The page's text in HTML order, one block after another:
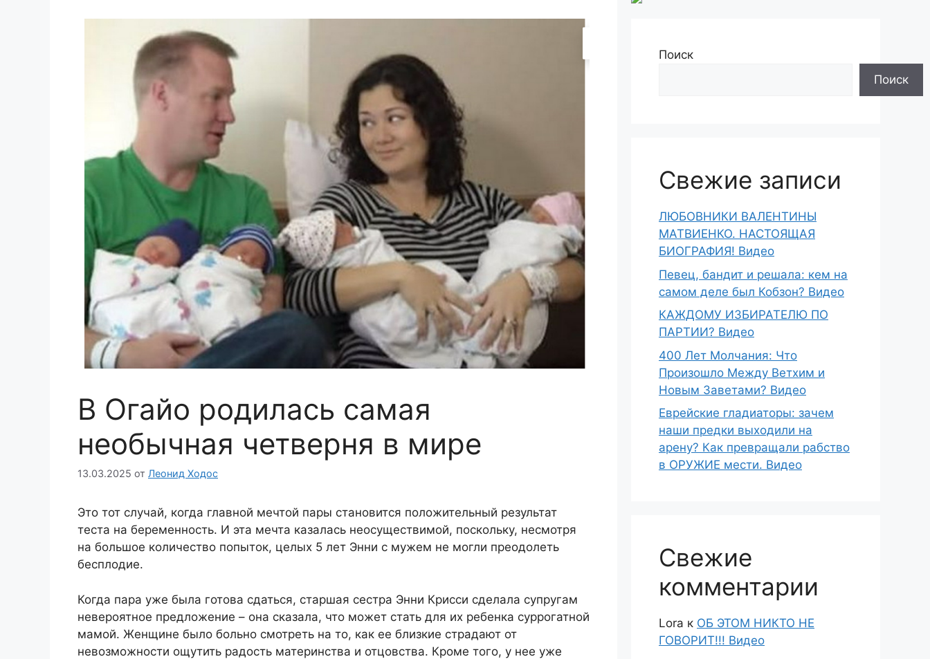
В Огайо родилась самая
необычная четверня в мире
13.03.2025 от Леонид Ходос
Это тот случай, когда главной мечтой пары становится положительный результат
теста на беременность. И эта мечта казалась неосуществимой, поскольку, несмотря
на большое количество попыток, целых 5 лет Энни с мужем не могли преодолеть
бесплодие.
Когда пара уже была готова сдаться, старшая сестра Энни Крисси сделала супругам
невероятное предложение – она сказала, что может стать для их ребенка суррогатной
мамой. Женщине было больно смотреть на то, как ее близкие страдают от
невозможности ощутить радость материнства и отцовства. Кроме того, у нее уже
Поиск
Поиск
Свежие записи
ЛЮБОВНИКИ ВАЛЕНТИНЫ
МАТВИЕНКО. НАСТОЯЩАЯ
БИОГРАФИЯ! Видео
Певец, бандит и решала: кем на
самом деле был Кобзон? Видео
КАЖДОМУ ИЗБИРАТЕЛЮ ПО
ПАРТИИ? Видео
400 Лет Молчания: Что
Произошло Между Ветхим и
Новым Заветами? Видео
Еврейские гладиаторы: зачем
наши предки выходили на
арену? Как превращали рабство
в ОРУЖИЕ мести. Видео
Свежие
комментарии
Lora к ОБ ЭТОМ НИКТО НЕ
ГОВОРИТ!!! Видео